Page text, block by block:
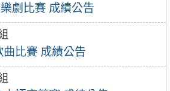
劇比賽 成績公告
比賽 成績公告